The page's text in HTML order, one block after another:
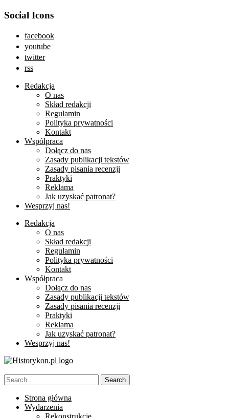
Social Icons
facebook
youtube
twitter
rss
Redakcja
O nas
Skład redakcji
Regulamin
Polityka prywatności
Kontakt
Współpraca
Dołącz do nas
Zasady publikacji tekstów
Zasady pisania recenzji
Praktyki
Reklama
Jak uzyskać patronat?
Wesprzyj nas!
Redakcja
O nas
Skład redakcji
Regulamin
Polityka prywatności
Kontakt
Współpraca
Dołącz do nas
Zasady publikacji tekstów
Zasady pisania recenzji
Praktyki
Reklama
Jak uzyskać patronat?
Wesprzyj nas!
Strona główna
Wydarzenia